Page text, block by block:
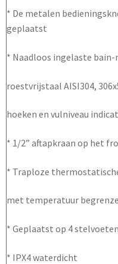
* De metalen
geplaatst
* Naadloos ingelaste bain-
roestvrijstaal AISI304,
hoeken en vulniveau
* 1/2” aftapkraan op het
* Traploze
met temperatuur
* Geplaatst op 4 stelvoeten
* IPX4 waterdicht